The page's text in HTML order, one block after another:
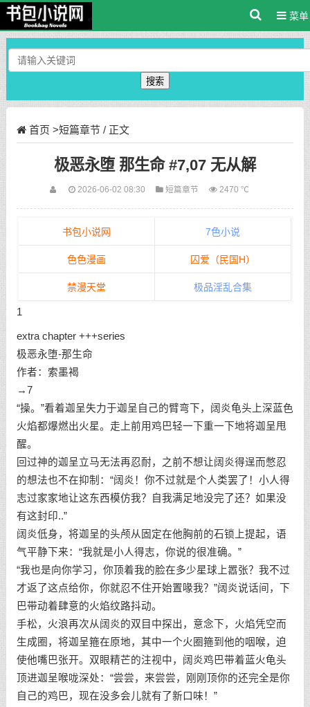
菜单
搜索
首页 >短篇章节/ 正文
极恶永堕 那生命 #7,07 无从解
2026-06-02 08:30 短篇章节 2470 ℃
书包小说网 7色小说
色色漫画 囚爱（民国H）
禁漫天堂 极品淫乱合集
1
extra chapter +++series
极恶永堕-那生命
作者：索墨褐
→7
“操。”看着迦呈失力于迦呈自己的臂弯下，阔炎龟头上深蓝色
火焰都爆燃出火星。走上前用鸡巴轻一下重一下地将迦呈甩
醒。
回过神的迦呈立马无法再忍耐，之前不想让阔炎得逞而憋忍
的想法也不在抑制：“阔炎！你不过就是个人类罢了！小人得
志过家家地让这东西模仿我？自我满足地没完了还？如果没
有这封印..”
阔炎低身，将迦呈的头颅从固定在他胸前的石锁上提起，语
气平静下来：“我就是小人得志，你说的很准确。”
“我也是向你学习，你顶着我的脸在多少星球上嚣张？我不过
才返了这点给你，你就忍不住开始置喙我？”阔炎说话间，下
巴带动着肆意的火焰纹路抖动。
手松，火浪再次从阔炎的双目中探出，意念下，火焰凭空而
生成圈，将迦呈箍在原地，其中一个火圈箍到他的咽喉，迫
使他嘴巴张开。双眼精芒的注视中，阔炎鸡巴带着蓝火龟头
顶进迦呈喉咙深处：“尝尝，来尝尝，刚刚顶你的还完全是你
自己的鸡巴，现在没多会儿就有了新口味！”